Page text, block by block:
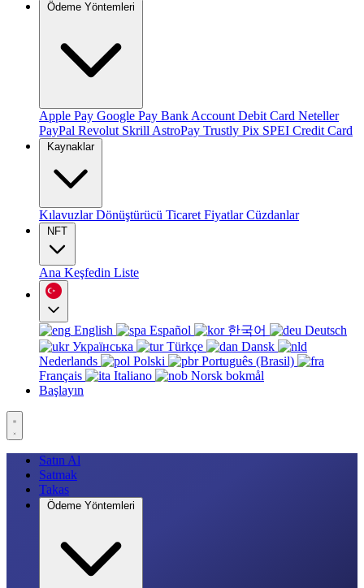
Ödeme Yöntemleri
Apple Pay Google Pay Bank Account Debit Card Neteller
PayPal Revolut Skrill AstroPay Trustly Pix SPEI Credit Card
Kaynaklar
KılavuzlarDönüştürücü Ticaret FiyatlarCüzdanlar
NFT
Ana Keşfedin Liste
English Español 한국어
Deutsch
Українська
Türkçe
Dansk
Nederlands
Polski
Português (Brasil)
Français
Italiano
Norsk bokmål
Başlayın
Satın Al
Satmak
Takas
Ödeme Yöntemleri